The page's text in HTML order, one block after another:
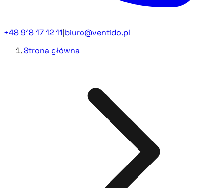
+48 918 17 12 11 biuro@ventido.pl
Strona główna